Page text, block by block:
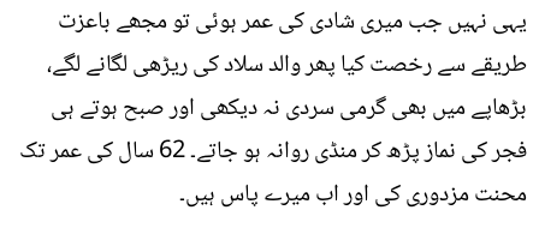
یہی نہیں جب میری شادی کی عمر ہوئی تو مجھے باعزت
طریقے سے رخصت کیا پھر والد سلاد کی ریڑھی لگانے لگے،
بڑھاپے میں بھی گرمی سردی نہ دیکھی اور صبح ہوتے ہی
فجر کی نماز پڑھ کر منڈی روانہ ہو جاتے۔ 62 سال کی عمر تک
محنت مزدوری کی اور اب میرے پاس ہیں۔